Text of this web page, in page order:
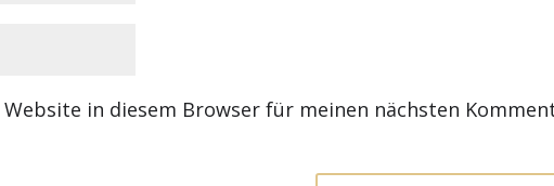
Website in diesem Browser für meinen nächsten